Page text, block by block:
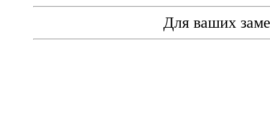
Для ваших